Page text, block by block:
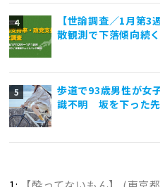
【世論調査／1月第
散観測で下落傾向続く
歩道で93歳男性が女
識不明 坂を下った先